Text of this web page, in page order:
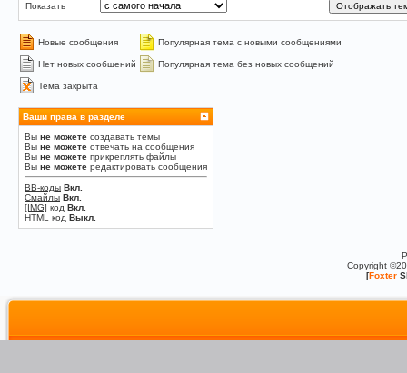
Показать
Новые сообщения Популярная тема с новыми сообщениями
Нет новых сообщений Популярная тема без новых сообщений
Тема закрыта
Ваши права в разделе
Вы не можете создавать темы
Вы не можете отвечать на сообщения
Вы не можете прикреплять файлы
Вы не можете редактировать сообщения
BB-коды Вкл.
Смайлы Вкл.
[IMG] код Вкл.
HTML код Выкл.
Copyright
[Foxter